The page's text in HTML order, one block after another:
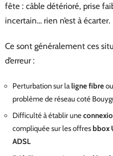
fête : câble détérioré, prise
incertain… rien n’est à écarter.
Ce sont généralement ces
d’erreur :
Perturbation sur la ligne fibre
problème de réseau coté
Difficulté à établir une
compliquée sur les offres bbox
ADSL